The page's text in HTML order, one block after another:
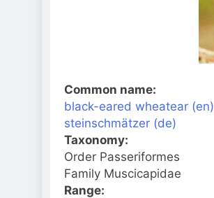
Common name:
black-eared wheatear (en)
steinschmätzer (de)
Taxonomy:
Order Passeriformes
Family Muscicapidae
Range: